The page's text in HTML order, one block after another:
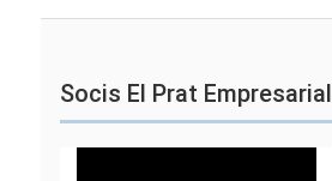
Socis El Prat Empresarial